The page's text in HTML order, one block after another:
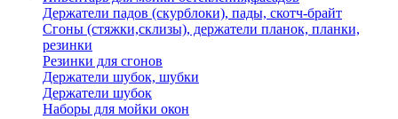
Держатели падов (скурблоки), пады, скотч-брайт
Сгоны (стяжки,склизы), держатели планок, планки,
резинки
Резинки для сгонов
Держатели шубок, шубки
Держатели шубок
Наборы для мойки окон